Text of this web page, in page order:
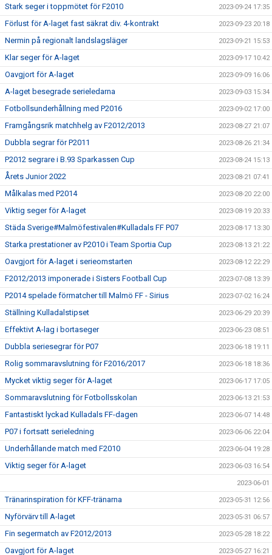
Stark seger i toppmötet för F2010 2023-09-24 17:35
Förlust för A-laget fast säkrat div. 4-kontrakt 2023-09-23 20:18
Nermin på regionalt landslagsläger 2023-09-21 15:53
Klar seger för A-laget 2023-09-17 10:42
Oavgjort för A-laget 2023-09-09 16:06
A-laget besegrade serieledarna 2023-09-03 15:34
Fotbollsunderhållning med P2016 2023-09-02 17:00
Framgångsrik matchhelg av F2012/2013 2023-08-27 21:07
Dubbla segrar för P2011 2023-08-26 21:34
P2012 segrare i B.93 Sparkassen Cup 2023-08-24 15:13
Årets Junior 2022 2023-08-21 07:41
Målkalas med P2014 2023-08-20 22:00
Viktig seger för A-laget 2023-08-19 20:33
Städa Sverige#Malmöfestivalen#Kulladals FF P07 2023-08-17 13:30
Starka prestationer av P2010 i Team Sportia Cup 2023-08-13 21:22
Oavgjort för A-laget i serieomstarten 2023-08-12 22:29
F2012/2013 imponerade i Sisters Football Cup 2023-07-08 13:39
P2014 spelade förmatcher till Malmö FF - Sirius 2023-07-02 16:24
Ställning Kulladalstipset 2023-06-29 20:39
Effektivt A-lag i bortaseger 2023-06-23 08:51
Dubbla seriesegrar för P07 2023-06-18 19:11
Rolig sommaravslutning för F2016/2017 2023-06-18 18:36
Mycket viktig seger för A-laget 2023-06-17 17:05
Sommaravslutning för Fotbollsskolan 2023-06-13 21:53
Fantastiskt lyckad Kulladals FF-dagen 2023-06-07 14:48
P07 i fortsatt serieledning 2023-06-06 22:04
Underhållande match med F2010 2023-06-04 19:28
Viktig seger för A-laget 2023-06-03 16:54
2023-06-01
Tränarinspiration för KFF-tränarna 2023-05-31 12:56
Nyförvärv till A-laget 2023-05-31 06:57
Fin segermatch av F2012/2013 2023-05-28 18:22
Oavgjort för A-laget 2023-05-27 16:21